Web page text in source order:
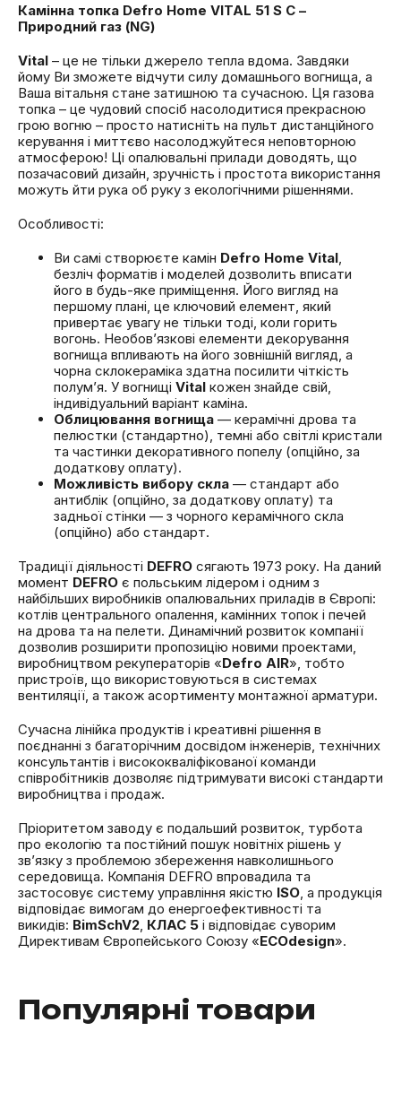
Камінна топка Defro Home VITAL 51 S C –
Природний газ (NG)
Vital – це не тільки джерело тепла вдома. Завдяки
йому Ви зможете відчути силу домашнього вогнища, а
Ваша вітальня стане затишною та сучасною. Ця газова
топка – це чудовий спосіб насолодитися прекрасною
грою вогню – просто натисніть на пульт дистанційного
керування і миттєво насолоджуйтеся неповторною
атмосферою! Ці опалювальні прилади доводять, що
позачасовий дизайн, зручність і простота використання
можуть йти рука об руку з екологічними рішеннями.
Особливості:
Ви самі створюєте камін Defro Home Vital,
безліч форматів і моделей дозволить вписати
його в будь-яке приміщення. Його вигляд на
першому плані, це ключовий елемент, який
привертає увагу не тільки тоді, коли горить
вогонь. Необов’язкові елементи декорування
вогнища впливають на його зовнішній вигляд, а
чорна склокераміка здатна посилити чіткість
полум’я. У вогнищі Vital кожен знайде свій,
індивідуальний варіант каміна.
Облицювання вогнища — керамічні дрова та
пелюстки (стандартно), темні або світлі кристали
та частинки декоративного попелу (опційно, за
додаткову оплату).
Можливість вибору скла — стандарт або
антиблік (опційно, за додаткову оплату) та
задньої стінки — з чорного керамічного скла
(опційно) або стандарт.
Традиції діяльності DEFRO сягають 1973 року. На даний
момент DEFRO є польським лідером і одним з
найбільших виробників опалювальних приладів в Європі:
котлів центрального опалення, камінних топок і печей
на дрова та на пелети. Динамічний розвиток компанії
дозволив розширити пропозицію новими проектами,
виробництвом рекуператорів «Defro AIR», тобто
пристроїв, що використовуються в системах
вентиляції, а також асортименту монтажної арматури.
Сучасна лінійка продуктів і креативні рішення в
поєднанні з багаторічним досвідом інженерів, технічних
консультантів і висококваліфікованої команди
співробітників дозволяє підтримувати високі стандарти
виробництва і продаж.
Пріоритетом заводу є подальший розвиток, турбота
про екологію та постійний пошук новітніх рішень у
зв’язку з проблемою збереження навколишнього
середовища. Компанія DEFRO впровадила та
застосовує систему управління якістю ISO, а продукція
відповідає вимогам до енергоефективності та
викидів: BimSchV2, КЛАС 5 і відповідає суворим
Директивам Європейського Союзу «ECOdesign».
Популярні товари